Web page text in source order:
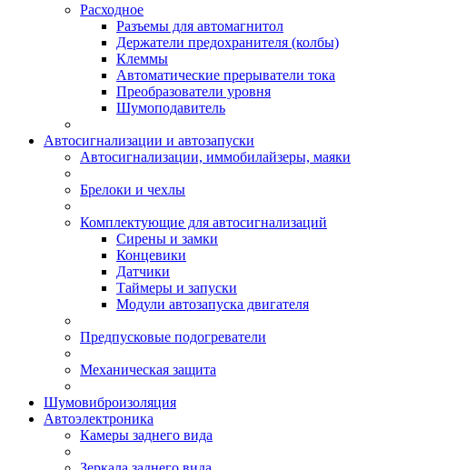
Расходное
Разъемы для автомагнитол
Держатели предохранителя (колбы)
Клеммы
Автоматические прерыватели тока
Преобразователи уровня
Шумоподавитель
Автосигнализации и автозапуски
Автосигнализации, иммобилайзеры, маяки
Брелоки и чехлы
Комплектующие для автосигнализаций
Сирены и замки
Концевики
Датчики
Таймеры и запуски
Модули автозапуска двигателя
Предпусковые подогреватели
Механическая защита
Шумовиброизоляция
Автоэлектроника
Камеры заднего вида